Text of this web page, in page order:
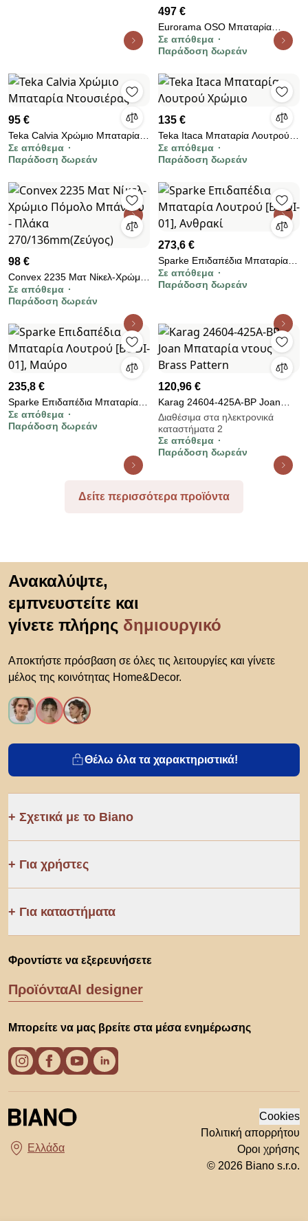
497 €
Eurorama OSO Μπαταρία
νιπτήρος θερμομικτική
εντοιχισμού &amp; Βαλβίδα clic-
Bronze Brushed
Σε απόθεμα
Παράδοση δωρεάν
95 €
Teka Calvia Χρώμιο Μπαταρία
Ντουσιέρας
Σε απόθεμα
Παράδοση δωρεάν
135 €
Teka Itaca Μπαταρία Λουτρού
Χρώμιο
Σε απόθεμα
Παράδοση δωρεάν
98 €
Convex 2235 Ματ Νίκελ-Χρώμιο
Πόμολο Μπάνιου - Πλάκα
270/136mm(Ζεύγος)
Σε απόθεμα
Παράδοση δωρεάν
273,6 €
Sparke Επιδαπέδια Μπαταρία
Λουτρού [BODI-01], Ανθρακί
Σε απόθεμα
Παράδοση δωρεάν
235,8 €
Sparke Επιδαπέδια Μπαταρία
Λουτρού [BODI-01], Μαύρο
Σε απόθεμα
Παράδοση δωρεάν
120,96 €
Karag 24604-425A-BP Joan
Μπαταρία ντους Brass Pattern
Διαθέσιμα στα ηλεκτρονικά
καταστήματα 2
Σε απόθεμα
Παράδοση δωρεάν
Δείτε περισσότερα προϊόντα
Ανακαλύψτε,
εμπνευστείτε και
γίνετε πλήρης δημιουργικό
Αποκτήστε πρόσβαση σε όλες τις λειτουργίες και γίνετε
μέλος της κοινότητας Home&Decor.
Θέλω όλα τα χαρακτηριστικά!
Σχετικά με το Biano
Για χρήστες
Για καταστήματα
Φροντίστε να εξερευνήσετε
ΠροϊόνταAI designer
Μπορείτε να μας βρείτε στα μέσα ενημέρωσης
Διάλεξε χώρα
Cookies
Πολιτική απορρήτου
Οροι χρήσης
© 2026 Biano s.r.o.